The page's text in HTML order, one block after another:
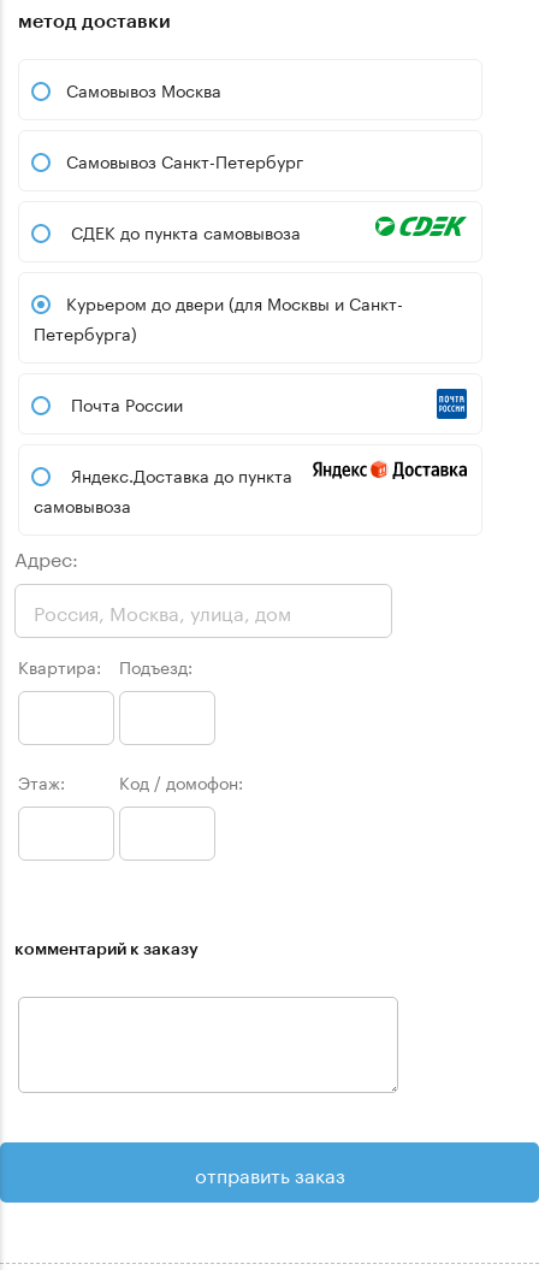
метод доставки
Самовывоз Москва
Самовывоз Санкт-Петербург
СДЕК до пункта самовывоза
Курьером до двери (для Москвы и Санкт-
Петербурга)
Почта России
Яндекс.Доставка до пункта
самовывоза
Адрес:
Квартира: Подъезд:
Этаж: Код / домофон:
комментарий к заказу